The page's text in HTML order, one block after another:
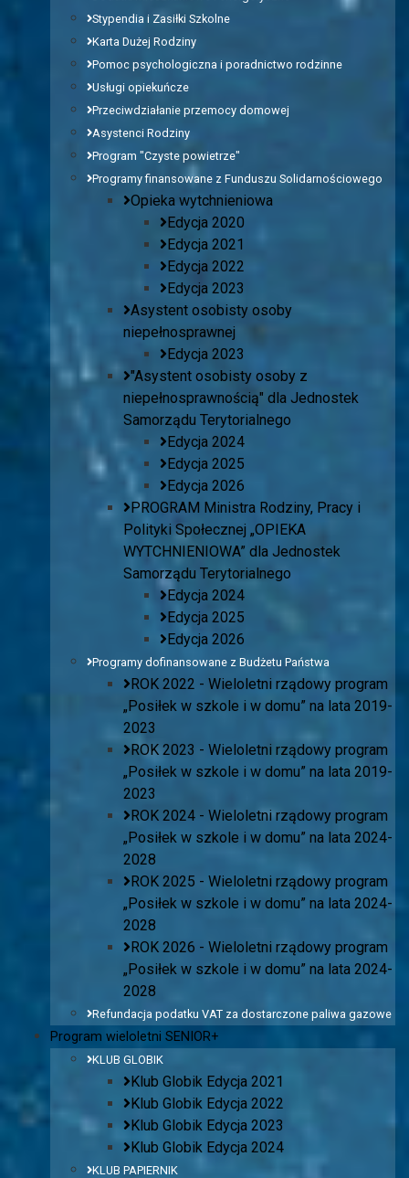
Stypendia i Zasiłki Szkolne
Karta Dużej Rodziny
Pomoc psychologiczna i poradnictwo rodzinne
Usługi opiekuńcze
Przeciwdziałanie przemocy domowej
Asystenci Rodziny
Program "Czyste powietrze"
Programy finansowane z Funduszu Solidarnościowego
Opieka wytchnieniowa
Edycja 2020
Edycja 2021
Edycja 2022
Edycja 2023
Asystent osobisty osoby
niepełnosprawnej
Edycja 2023
"Asystent osobisty osoby z
niepełnosprawnością" dla Jednostek
Samorządu Terytorialnego
Edycja 2024
Edycja 2025
Edycja 2026
PROGRAM Ministra Rodziny, Pracy i
Polityki Społecznej „OPIEKA
WYTCHNIENIOWA” dla Jednostek
Samorządu Terytorialnego
Edycja 2024
Edycja 2025
Edycja 2026
Programy dofinansowane z Budżetu Państwa
ROK 2022 - Wieloletni rządowy program
„Posiłek w szkole i w domu” na lata 2019-
2023
ROK 2023 - Wieloletni rządowy program
„Posiłek w szkole i w domu” na lata 2019-
2023
ROK 2024 - Wieloletni rządowy program
„Posiłek w szkole i w domu” na lata 2024-
2028
ROK 2025 - Wieloletni rządowy program
„Posiłek w szkole i w domu” na lata 2024-
2028
ROK 2026 - Wieloletni rządowy program
„Posiłek w szkole i w domu” na lata 2024-
2028
Refundacja podatku VAT za dostarczone paliwa gazowe
Program wieloletni SENIOR+
KLUB GLOBIK
Klub Globik Edycja 2021
Klub Globik Edycja 2022
Klub Globik Edycja 2023
Klub Globik Edycja 2024
KLUB PAPIERNIK